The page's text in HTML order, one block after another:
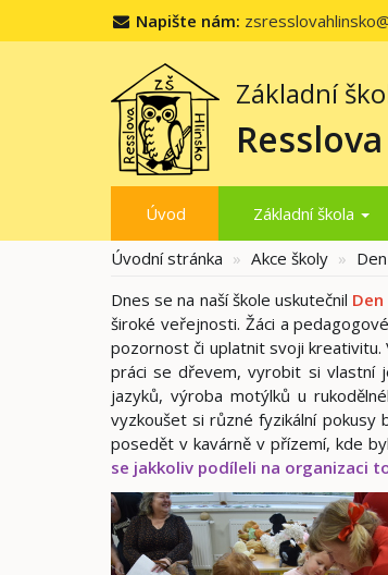
Napište nám:
Základní
Úvod Základní škola
Úvodní stránka Akce školy
Dnes se na naší škole uskutečnil
široké veřejnosti. Žáci a
pozornost či uplatnit svoji kreativitu.
práci se dřevem, vyrobit si vlastní
jazyků, výroba motýlků u
vyzkoušet si různé fyzikální pokusy
posedět v kavárně v přízemí, kde
se jakkoliv podíleli na organizaci